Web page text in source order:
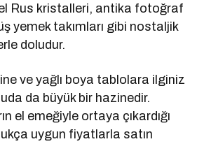
Rus kristalleri, antika fotoğraf
yemek takımları gibi nostaljik
doludur.
ve yağlı boya tablolara ilginiz
da büyük bir hazinedir.
el emeğiyle ortaya çıkardığı
uygun fiyatlarla satın